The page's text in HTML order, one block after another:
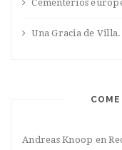
Cementerios
Una Gracia de
Andreas Knoop en